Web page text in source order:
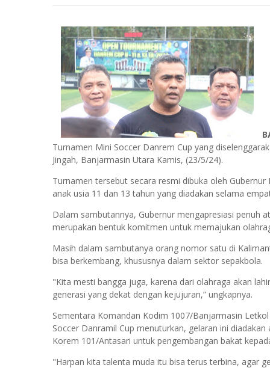
Turnamen Mini Soccer Danrem Cup yang
Jingah, Banjarmasin Utara Kamis, (23/5/24).
Turnamen tersebut secara resmi dibuka oleh
anak usia 11 dan 13 tahun yang diadakan selama
Dalam sambutannya, Gubernur mengapresiasi penuh
merupakan bentuk komitmen untuk memajukan
Masih dalam sambutanya orang nomor satu di
bisa berkembang, khususnya dalam sektor sepakbola.
"Kita mesti bangga juga, karena dari olahraga akan
generasi yang dekat dengan kejujuran,” ungkapnya.
Sementara Komandan Kodim 1007/Banjarmasin
Soccer Danramil Cup menuturkan, gelaran ini
Korem 101/Antasari untuk pengembangan bakat
"Harpan kita talenta muda itu bisa terus terbina, agar